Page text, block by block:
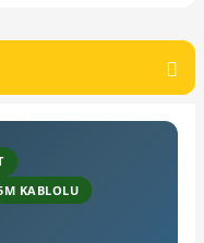
Yazılım Paketleri
Hareket Kontrol Üniteleri
KABLOLU